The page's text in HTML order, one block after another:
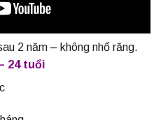
2 năm – không nhổ răng.
24 tuổi